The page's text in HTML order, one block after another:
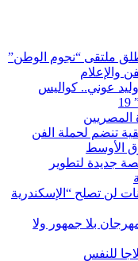
تطلق ملتقى “نجوم الوطن”
والإعلام
عوني.. كواليس
تنضم لحملة الفن
الأوسط
جديدة لتطوير
لن تصلح “الإسكندرية
بلا جمهور ولا